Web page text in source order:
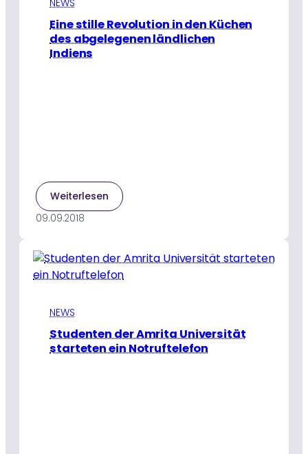
NEWS
Eine stille Revolution in den Küchen
des abgelegenen ländlichen
Indiens
Weiterlesen:
Eine
in
den
Küchen
Indiens
09.09.2018
NEWS
Studenten der Amrita Universität
starteten ein Notruftelefon